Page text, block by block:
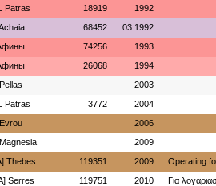
Patras 18919 1992
68452 03.1992
74256 1993
26068 1994
2003
Patras 3772 2004
2006
2009
Thebes 119351 2009 Operating
Serres 119751 2010 Για